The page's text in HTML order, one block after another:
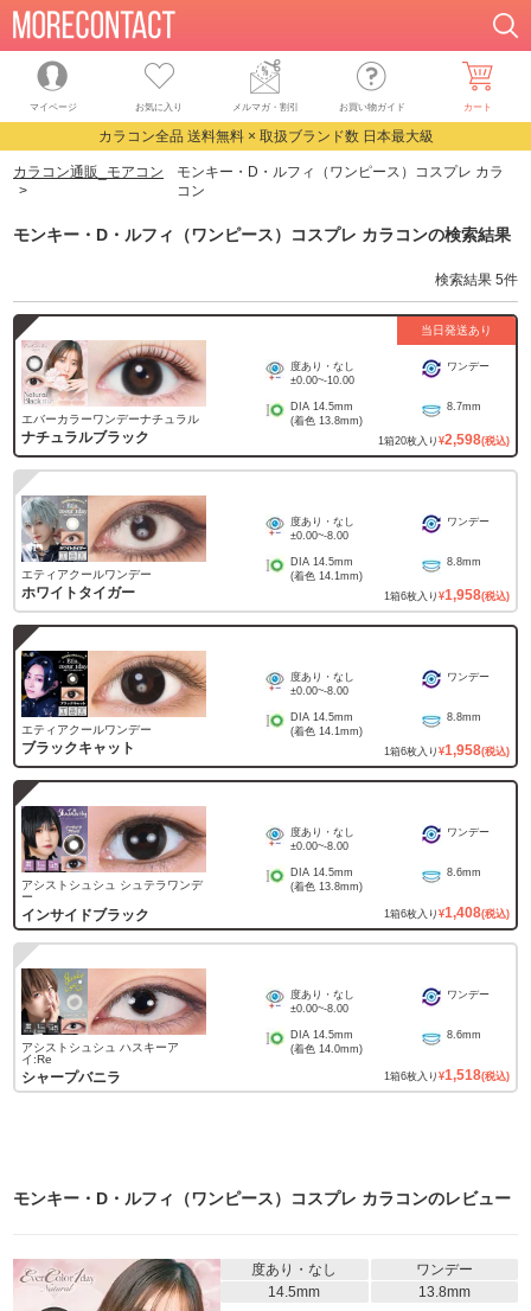
マイページ お気に入り メルマガ・割引 お買い物ガイド カート
カラコン全品 送料無料 × 取扱ブランド数 日本最大級
カラコン通販_モアコン
モンキー・D・ルフィ（ワンピース）コスプレ カラ
コン
モンキー・D・ルフィ（ワンピース）コスプレ カラコンの検索結果
検索結果 5件
当日発送あり
エバーカラーワンデーナチュラル
ナチュラルブラック
度あり・なし
±0.00~-10.00
ワンデー
DIA 14.5mm
(着色 13.8mm)
8.7mm
1箱20枚入り ¥2,598(税込)
エティアクールワンデー
ホワイトタイガー
度あり・なし
±0.00~-8.00
ワンデー
DIA 14.5mm
(着色 14.1mm)
8.8mm
1箱6枚入り ¥1,958(税込)
エティアクールワンデー
ブラックキャット
度あり・なし
±0.00~-8.00
ワンデー
DIA 14.5mm
(着色 14.1mm)
8.8mm
1箱6枚入り ¥1,958(税込)
アシストシュシュ シュテラワンデ
ー
インサイドブラック
度あり・なし
±0.00~-8.00
ワンデー
DIA 14.5mm
(着色 13.8mm)
8.6mm
1箱6枚入り ¥1,408(税込)
アシストシュシュ ハスキーア
イ:Re
シャープバニラ
度あり・なし
±0.00~-8.00
ワンデー
DIA 14.5mm
(着色 14.0mm)
8.6mm
1箱6枚入り ¥1,518(税込)
モンキー・D・ルフィ（ワンピース）コスプレ カラコンのレビュー
度あり・なし
ワンデー
14.5mm
13.8mm